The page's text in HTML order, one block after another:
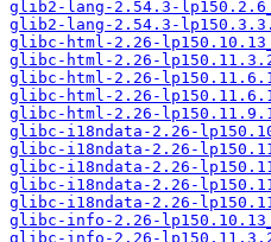
glib2-lang-2.54.3-
glib2-lang-2.54.3-
glibc-html-2.26-
glibc-html-2.26-
glibc-html-2.26-
glibc-html-2.26-
glibc-html-2.26-
glibc-i18ndata-2.26-
glibc-i18ndata-2.26-
glibc-i18ndata-2.26-
glibc-i18ndata-2.26-
glibc-i18ndata-2.26-
glibc-info-2.26-
glibc-info-2.26-